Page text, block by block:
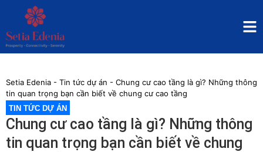
Setia Edenia - Tin tức dự án - Chung cư cao tầng là gì? Những thông
tin quan trọng bạn cần biết về chung cư cao tầng
TIN TỨC DỰ ÁN
Chung cư cao tầng là gì? Những thông
tin quan trọng bạn cần biết về chung